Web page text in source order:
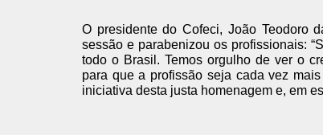
O presidente do Cofeci, João Teodoro
sessão e parabenizou os profissionais:
todo o Brasil. Temos orgulho de ver o
para que a profissão seja cada vez
iniciativa desta justa homenagem e, em